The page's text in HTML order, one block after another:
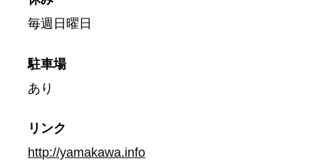
毎週日曜日
駐車場
あり
リンク
http://yamakawa.info